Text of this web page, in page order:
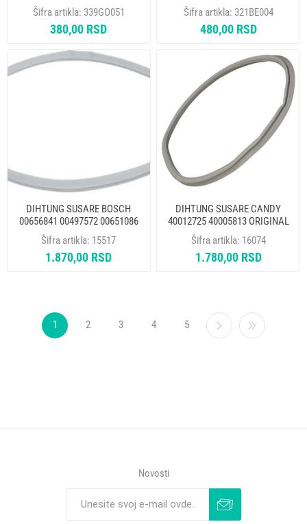
Šifra artikla: 339GO051
380,00 RSD
Šifra artikla: 321BE004
480,00 RSD
DIHTUNG SUSARE BOSCH
00656841 00497572 00651086
Šifra artikla: 15517
1.870,00 RSD
DIHTUNG SUSARE CANDY
40012725 40005813 ORIGINAL
Šifra artikla: 16074
1.780,00 RSD
1 2 3 4 5
Novosti